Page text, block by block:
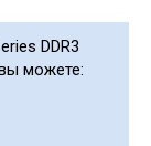
DDR3
можете: